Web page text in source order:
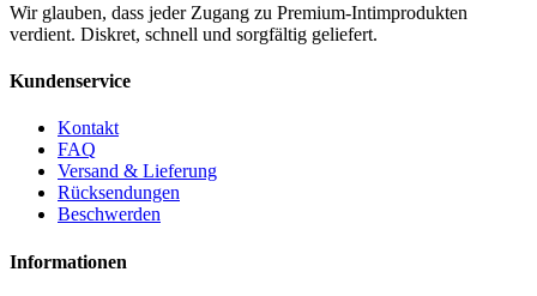
Wir glauben, dass jeder Zugang zu Premium-Intimprodukten
verdient. Diskret, schnell und sorgfältig geliefert.
Kundenservice
Kontakt
FAQ
Versand & Lieferung
Rücksendungen
Beschwerden
Informationen